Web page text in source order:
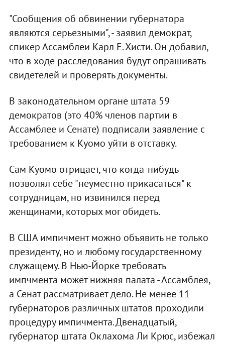
"Сообщения об обвинении губернатора
являются серьезными", - заявил демократ,
спикер Ассамблеи Карл Е. Хисти. Он добавил,
что в ходе расследования будут опрашивать
свидетелей и проверять документы.
В законодательном органе штата 59
демократов (это 40% членов партии в
Ассамблее и Сенате) подписали заявление с
требованием к Куомо уйти в отставку.
Сам Куомо отрицает, что когда-нибудь
позволял себе "неуместно прикасаться" к
сотрудницам, но извинился перед
женщинами, которых мог обидеть.
В США импичмент можно объявить не только
президенту, но и любому государственному
служащему. В Нью-Йорке требовать
импчмента может нижняя палата - Ассамблея,
а Сенат рассматривает дело. Не менее 11
губернаторов различных штатов проходили
процедуру импичмента. Двенадцатый,
губернатор штата Оклахома Ли Крюс, избежал